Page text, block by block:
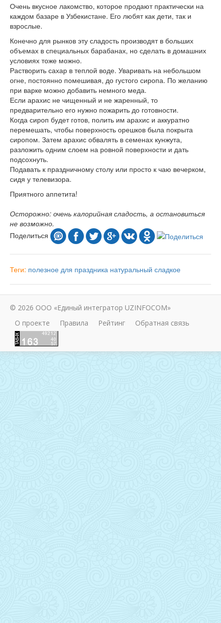
Очень вкусное лакомство, которое продают практически на
каждом базаре в Узбекистане. Его любят как дети, так и
взрослые.
Конечно для рынков эту сладость производят в больших
объемах в специальных барабанах, но сделать в домашних
условиях тоже можно.
Растворить сахар в теплой воде. Уваривать на небольшом
огне, постоянно помешивая, до густого сиропа. По желанию
при варке можно добавить немного меда.
Если арахис не чищенный и не жаренный, то
предварительно его нужно пожарить до готовности.
Когда сироп будет готов, полить им арахис и аккуратно
перемешать, чтобы поверхность орешков была покрыта
сиропом. Затем арахис обвалять в семенах кунжута,
разложить одним слоем на ровной поверхности и дать
подсохнуть.
Подавать к праздничному столу или просто к чаю вечерком,
сидя у телевизора.
Приятного аппетита!
Осторожно: очень калорийная сладость, а остановиться
не возможно.
Поделиться
Теги: полезное для праздника натуральный сладкое
© 2026 ООО «Единый интегратор UZINFOCOM»
О проекте
Правила Рейтинг Обратная связь